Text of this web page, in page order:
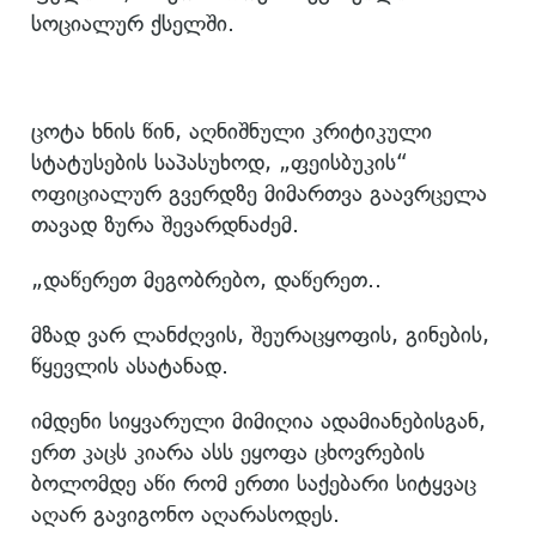
სოციალურ ქსელში.
ცოტა ხნის წინ, აღნიშნული კრიტიკული
სტატუსების საპასუხოდ, „ფეისბუკის“
ოფიციალურ გვერდზე მიმართვა გაავრცელა
თავად ზურა შევარდნაძემ.
„დაწერეთ მეგობრებო, დაწერეთ..
მზად ვარ ლანძღვის, შეურაცყოფის, გინების,
წყევლის ასატანად.
იმდენი სიყვარული მიმიღია ადამიანებისგან,
ერთ კაცს კიარა ასს ეყოფა ცხოვრების
ბოლომდე აწი რომ ერთი საქებარი სიტყვაც
აღარ გავიგონო აღარასოდეს.